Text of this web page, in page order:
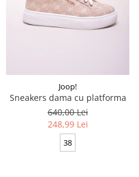
Joop!
Sneakers dama cu platforma
640,00 Lei
248,99 Lei
38